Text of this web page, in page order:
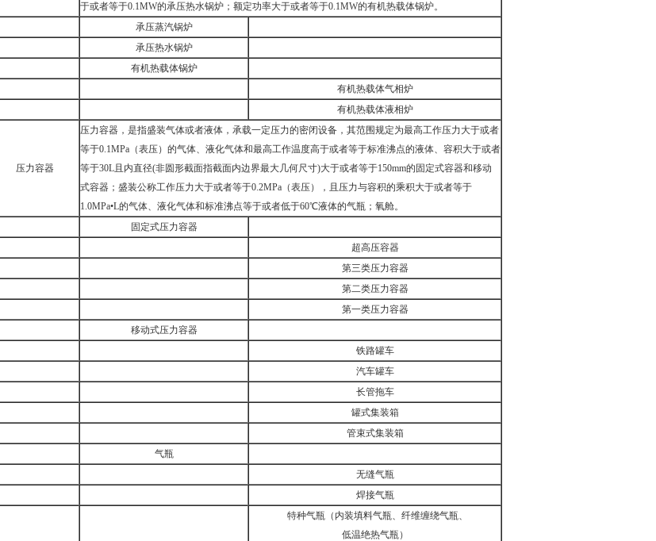
于或者等于0.1MW的承压热水锅炉；额定功率大于或者等于0.1MW的有机热载体锅炉。
承压蒸汽锅炉
承压热水锅炉
有机热载体锅炉
有机热载体气相炉
有机热载体液相炉
压力容器
压力容器，是指盛装气体或者液体，承载一定压力的密闭设备，其范围规定为最高工作压力大于或者
等于0.1MPa（表压）的气体、液化气体和最高工作温度高于或者等于标准沸点的液体、容积大于或者
等于30L且内直径(非圆形截面指截面内边界最大几何尺寸)大于或者等于150mm的固定式容器和移动
式容器；盛装公称工作压力大于或者等于0.2MPa（表压），且压力与容积的乘积大于或者等于
1.0MPa•L的气体、液化气体和标准沸点等于或者低于60℃液体的气瓶；氧舱。
固定式压力容器
超高压容器
第三类压力容器
第二类压力容器
第一类压力容器
移动式压力容器
铁路罐车
汽车罐车
长管拖车
罐式集装箱
管束式集装箱
气瓶
无缝气瓶
焊接气瓶
特种气瓶（内装填料气瓶、纤维缠绕气瓶、
低温绝热气瓶）